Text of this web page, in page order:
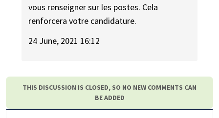
vous renseigner sur les postes. Cela
renforcera votre candidature.
24 June, 2021 16:12
THIS DISCUSSION IS CLOSED, SO NO NEW COMMENTS CAN
BE ADDED